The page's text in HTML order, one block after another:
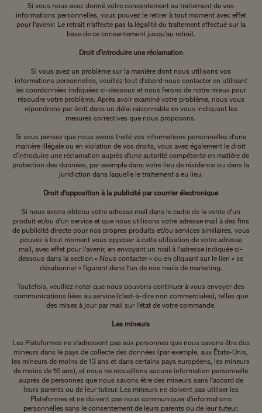
Si vous nous avez donné votre consentement au traitement de vos
informations personnelles, vous pouvez le retirer à tout moment avec effet
pour l'avenir. Le retrait n'affecte pas la légalité du traitement effectué sur la
base de ce consentement jusqu'au retrait.
Droit d’introduire une réclamation
Si vous avez un problème sur la manière dont nous utilisons vos
informations personnelles, veuillez tout d'abord nous contacter en utilisant
les coordonnées indiquées ci-dessous et nous ferons de notre mieux pour
résoudre votre problème. Après avoir examiné votre problème, nous vous
répondrons par écrit dans un délai raisonnable en vous indiquant les
mesures correctives que nous proposons.
Si vous pensez que nous avons traité vos informations personnelles d'une
manière illégale ou en violation de vos droits, vous avez également le droit
d’introduire une réclamation auprès d'une autorité compétente en matière de
protection des données, par exemple dans votre lieu de résidence ou dans la
juridiction dans laquelle le traitement a eu lieu.
Droit d'opposition à la publicité par courrier électronique
Si nous avons obtenu votre adresse mail dans le cadre de la vente d'un
produit et/ou d'un service et que nous utilisons votre adresse mail à des fins
de publicité directe pour nos propres produits et/ou services similaires, vous
pouvez à tout moment vous opposer à cette utilisation de votre adresse
mail, avec effet pour l'avenir, en envoyant un mail à l'adresse indiquée ci-
dessous dans la section «Nous contacter» ou en cliquant sur le lien « se
désabonner » figurant dans l'un de nos mails de marketing.
Toutefois, veuillez noter que nous pouvons continuer à vous envoyer des
communications liées au service (c'est-à-dire non commerciales), telles que
des mises à jour par mail sur l'état de votre commande.
Les mineurs
Les Plateformes ne s'adressent pas aux personnes que nous savons être des
mineurs dans le pays de collecte des données (par exemple, aux États-Unis,
les mineurs de moins de 13 ans et dans certains pays européens, les mineurs
de moins de 16 ans), et nous ne recueillons aucune information personnelle
auprès de personnes que nous savons être des mineurs sans l'accord de
leurs parents ou de leur tuteur. Les mineurs ne doivent pas utiliser les
Plateformes et ne doivent pas nous communiquer d'informations
personnelles sans le consentement de leurs parents ou de leur tuteur.